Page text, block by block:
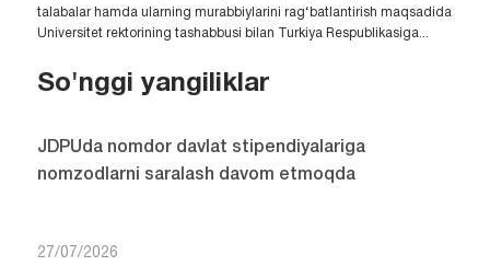
talabalar hamda ularning murabbiylarini rag‘batlantirish maqsadida
Universitet rektorining tashabbusi bilan Turkiya Respublikasiga...
So'nggi yangiliklar
JDPUda nomdor davlat stipendiyalariga
nomzodlarni saralash davom etmoqda
27/07/2026